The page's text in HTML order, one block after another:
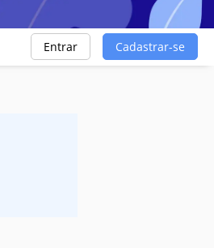
Entrar Cadastrar-se